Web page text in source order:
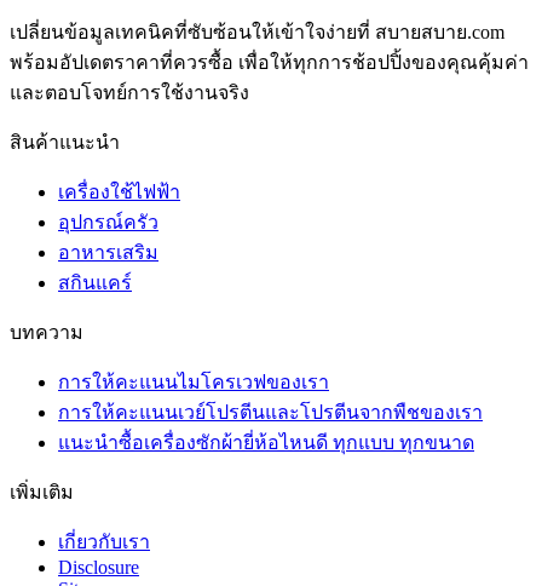
เปลี่ยนข้อมูลเทคนิคที่ซับซ้อนให้เข้าใจง่ายที่ สบายสบาย.com
พร้อมอัปเดตราคาที่ควรซื้อ เพื่อให้ทุกการช้อปปิ้งของคุณคุ้มค่า
และตอบโจทย์การใช้งานจริง
สินค้าแนะนำ
เครื่องใช้ไฟฟ้า
อุปกรณ์ครัว
อาหารเสริม
สกินแคร์
บทความ
การให้คะแนนไมโครเวฟของเรา
การให้คะแนนเวย์โปรตีนและโปรตีนจากพืชของเรา
แนะนำซื้อเครื่องซักผ้ายี่ห้อไหนดี ทุกแบบ ทุกขนาด
เพิ่มเติม
เกี่ยวกับเรา
Disclosure